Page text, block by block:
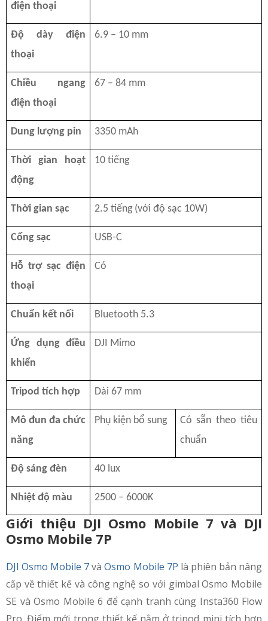
điện thoại
Độ dày điện
thoại
6.9 – 10 mm
Chiều ngang
điện thoại
67 – 84 mm
Dung lượng pin 3350 mAh
Thời gian hoạt
động
10 tiếng
Thời gian sạc 2.5 tiếng (với độ sạc 10W)
Cổng sạc USB-C
Hỗ trợ sạc điện
thoại
Có
Chuẩn kết nối Bluetooth 5.3
Ứng dụng điều
khiển
DJI Mimo
Tripod tích hợp Dài 67 mm
Mô đun đa chức
năng
Phụ kiện bổ sung
Có sẵn theo tiêu
chuẩn
Độ sáng đèn 40 lux
Nhiệt độ màu 2500 – 6000K
Giới thiệu DJI Osmo Mobile 7 và DJI
Osmo Mobile 7P
DJI Osmo Mobile 7vàOsmo Mobile 7P là phiên bản nâng
cấp về thiết kế và công nghệ so với gimbal Osmo Mobile
SE và Osmo Mobile 6 để cạnh tranh cùng Insta360 Flow